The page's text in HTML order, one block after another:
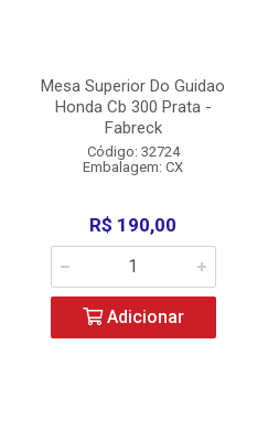
Mesa Superior Do Guidao
Honda Cb 300 Prata -
Fabreck
Código: 32724
Embalagem: CX
R$ 190,00
Adicionar